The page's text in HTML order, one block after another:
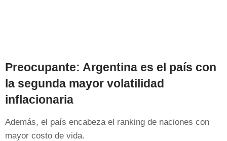
Preocupante: Argentina es el país con
la segunda mayor volatilidad
inflacionaria
Además, el país encabeza el ranking de naciones con
mayor costo de vida.